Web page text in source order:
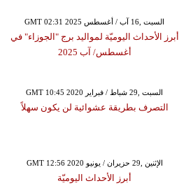
GMT 02:31 2025 السبت ,16 آب / أغسطس
أبرز الأحداث اليوميّة لمواليد برج "الجوزاء" في
أغسطس/ آب 2025
GMT 10:45 2020 السبت ,29 شباط / فبراير
التصرف بطريقة عشوائية لن يكون سهلاً
GMT 12:56 2020 الإثنين ,29 حزيران / يونيو
أبرز الأحداث اليوميّة